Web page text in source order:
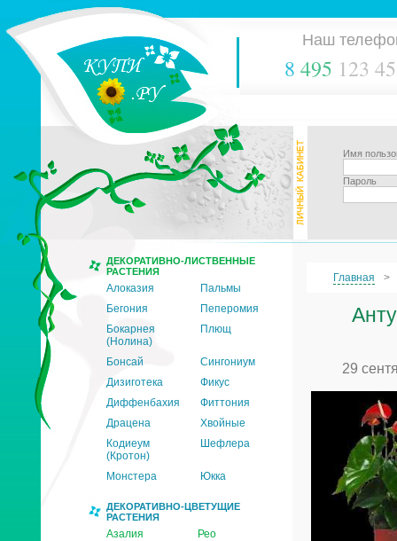
Наш
8 495 123
Имя
Пароль
ДЕКОРАТИВНО-ЛИСТВЕННЫЕ
РАСТЕНИЯ
Алоказия
Пальмы
Бегония
Пеперомия
Бокарнея
(Нолина)
Плющ
Бонсай
Сингониум
Дизиготека
Фикус
Диффенбахия
Фиттония
Драцена
Хвойные
Кодиеум
(Кротон)
Шефлера
Монстера Юкка
ДЕКОРАТИВНО-ЦВЕТУЩИЕ
РАСТЕНИЯ
Азалия
Рео
Главная
29